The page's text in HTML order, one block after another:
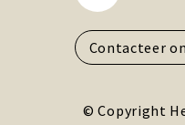
Contacteer
© Copyright